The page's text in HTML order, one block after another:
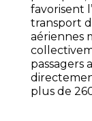
favorisent
transport
aériennes
passagers
plus de